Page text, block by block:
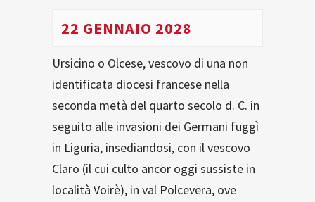
22 GENNAIO 2028
Ursicino o Olcese, vescovo di una non
identificata diocesi francese nella
seconda metà del quarto secolo d. C. in
seguito alle invasioni dei Germani fuggì
in Liguria, insediandosi, con il vescovo
Claro (il cui culto ancor oggi sussiste in
località Voirè), in val Polcevera, ove